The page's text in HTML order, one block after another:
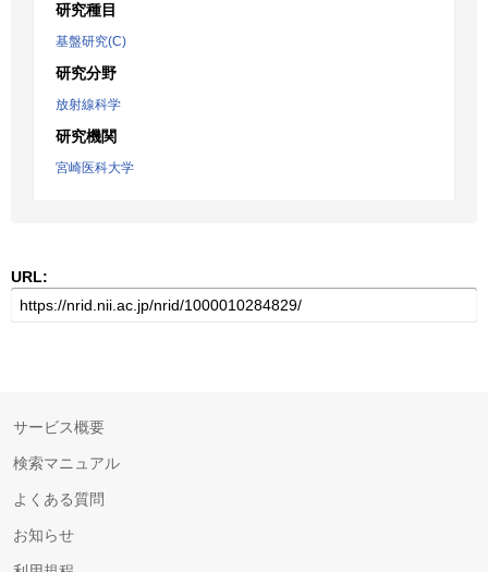
研究種目
基盤研究(C)
研究分野
放射線科学
研究機関
宮崎医科大学
URL:
サービス概要
検索マニュアル
よくある質問
お知らせ